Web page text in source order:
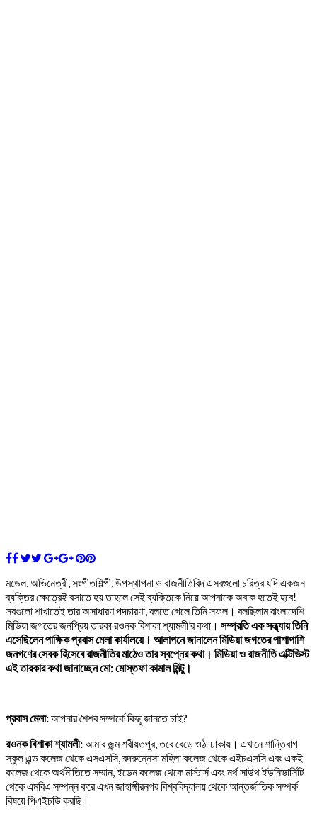
মডেল, অভিনেত্রী, সংগীতশিল্পী, উপস্থাপনা ও রাজনীতিবিদ এসবগুলো চরিত্র যদি একজন
ব্যক্তির ক্ষেত্রেই বসাতে হয় তাহলে সেই ব্যক্তিকে নিয়ে আপনাকে অবাক হতেই হবে!
সবগুলো শাখাতেই তার অসাধারণ পদচারণা, বলতে গেলে তিনি সফল। বলছিলাম বাংলাদেশি
মিডিয়া জগতের জনপ্রিয় তারকা রওনক বিশাকা শ্যামলী’র কথা। সম্প্রতি এক সন্ধ্যায় তিনি
এসেছিলেন পাক্ষিক প্রবাস মেলা কার্যালয়ে। আলাপনে জানালেন মিডিয়া জগতের পাশাপাশি
জনগণের সেবক হিসেবে রাজনীতির মাঠেও তার স্বপ্নের কথা। মিডিয়া ও রাজনীতি এক্টিভিস্ট
এই তারকার কথা জানাচ্ছেন মো: মোস্তফা কামাল মিন্টু।
প্রবাস মেলা:আপনার শৈশব সম্পর্কে কিছু জানতে চাই?
রওনক বিশাকা শ্যামলী:আমার জন্ম শরীয়তপুর, তবে বেড়ে ওঠা ঢাকায়। এখানে শান্তিবাগ
স্কুল এন্ড কলেজ থেকে এসএসসি, বদরুন্নেসা মহিলা কলেজ থেকে এইচএসসি এবং একই
কলেজ থেকে অর্থনীতিতে সম্মান, ইডেন কলেজ থেকে মাস্টার্স এবং নর্থ সাউথ ইউনিভার্সিটি
থেকে এমবিএ সম্পন্ন করে এখন জাহাঙ্গীরনগর বিশ্ববিদ্যালয় থেকে আন্তর্জাতিক সম্পর্ক
বিষয়ে পিএইচডি করছি।